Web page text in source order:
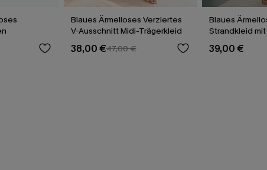
Blaues Ärmelloses Verziertes
V-Ausschnitt Midi-Trägerkleid
38,00 €47,00 €
Blaues
Strandkleid
Ausschnitt
39,00 €